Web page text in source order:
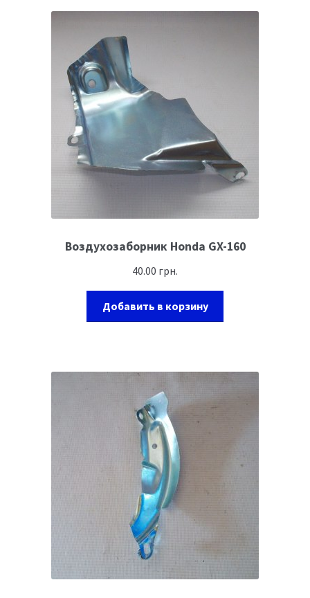
Воздухозаборник Honda GX-160
40.00 грн.
Добавить в корзину